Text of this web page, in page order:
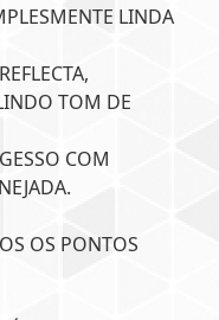
LINDA
TOM DE
COM
OS PONTOS